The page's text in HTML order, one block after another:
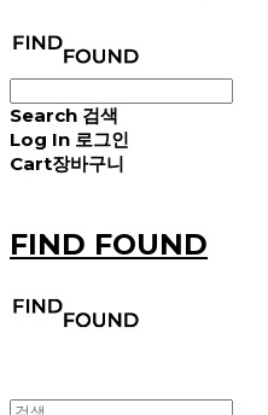
Search 검색
Log In 로그인
Cart장바구니
FIND FOUND